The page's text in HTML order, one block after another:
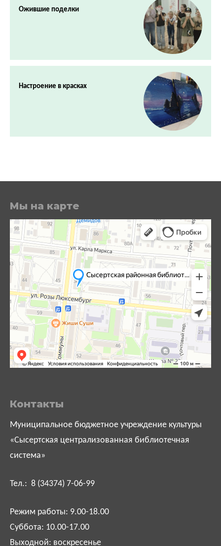
Ожившие поделки
Настроение в красках
Мы на карте
Контакты
Муниципальное бюджетное учреждение культуры
«Сысертская централизованная библиотечная
система»
Тел.: 8 (34374) 7-06-99
Режим работы: 9.00-18.00
Суббота: 10.00-17.00
Выходной: воскресенье